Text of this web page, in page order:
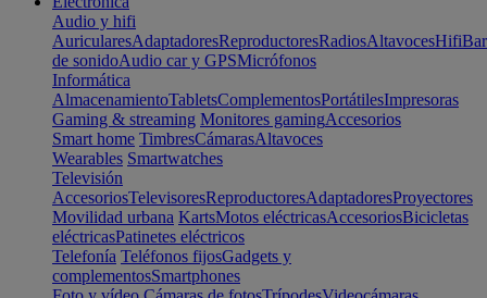
Audio y hifi
AuricularesAdaptadoresReproductoresRadiosAltavocesHifi
de sonidoAudio car y GPSMicrófonos
Informática
AlmacenamientoTabletsComplementosPortátilesImpresoras
Gaming & streaming Monitores gamingAccesorios
Smart home TimbresCámarasAltavoces
Wearables Smartwatches
Televisión
AccesoriosTelevisoresReproductoresAdaptadoresProyectores
Movilidad urbana KartsMotos eléctricasAccesoriosBicicletas
eléctricasPatinetes eléctricos
Telefonía Teléfonos fijosGadgets y
complementosSmartphones